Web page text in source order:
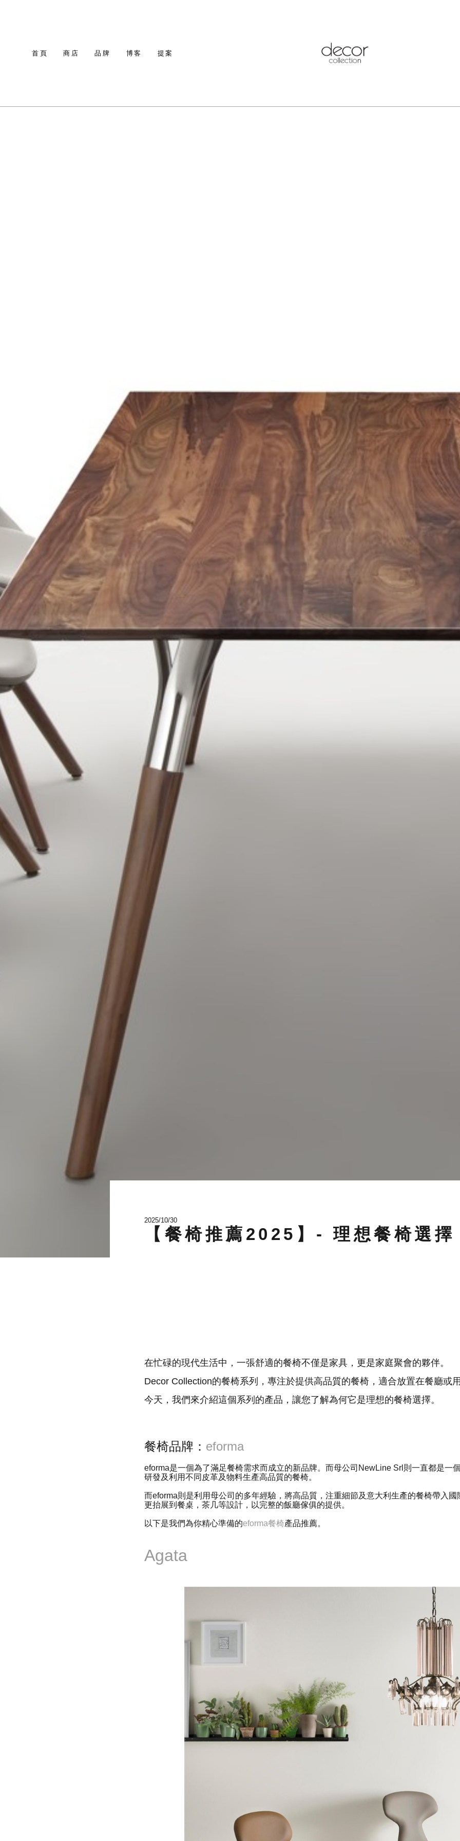
首頁 商店 品牌 博客 提案
2025/10/30
【餐椅推薦2025】- 理想餐椅選擇
在忙碌的現代生活中，一張舒適的餐椅不僅是家具，更是家庭聚會的夥伴。
Decor Collection的餐椅系列，專注於提供高品質的餐椅，適合放置在餐廳或
今天，我們來介紹這個系列的產品，讓您了解為何它是理想的餐椅選擇。
餐椅品牌： eforma
eforma是一個為了滿足餐椅需求而成立的新品牌。而母公司NewLine Srl則一直都是一
研發及利用不同皮革及物料生產高品質的餐椅。
而eforma則是利用母公司的多年經驗，將高品質，注重細節及意大利生產的餐椅帶入
更抬展到餐桌，茶几等設計，以完整的飯廳傢俱的提供。
以下是我們為你精心準備的eforma餐椅產品推薦。
Agata